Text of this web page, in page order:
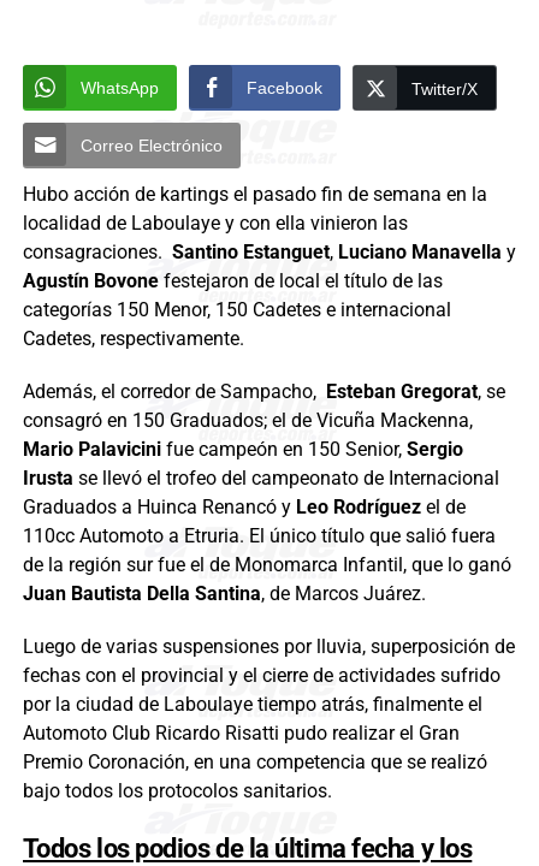
WhatsApp Facebook Twitter/X
Correo Electrónico
Hubo acción de kartings el pasado fin de semana en la
localidad de Laboulaye y con ella vinieron las
consagraciones. Santino Estanguet, Luciano Manavella y
Agustín Bovonefestejaron de local el título de las
categorías 150 Menor, 150 Cadetes e internacional
Cadetes, respectivamente.
Además, el corredor de Sampacho, Esteban Gregorat, se
consagró en 150 Graduados; el de Vicuña Mackenna,
Mario Palavicinifue campeón en 150 Senior, Sergio
Irusta se llevó el trofeo del campeonato de Internacional
Graduados a Huinca Renancó y Leo Rodríguezel de
110cc Automoto a Etruria. El único título que salió fuera
de la región sur fue el de Monomarca Infantil, que lo ganó
Juan Bautista Della Santina, de Marcos Juárez.
Luego de varias suspensiones por lluvia, superposición de
fechas con el provincial y el cierre de actividades sufrido
por la ciudad de Laboulaye tiempo atrás, finalmente el
Automoto Club Ricardo Risatti pudo realizar el Gran
Premio Coronación, en una competencia que se realizó
bajo todos los protocolos sanitarios.
Todos los podios de la última fecha y los